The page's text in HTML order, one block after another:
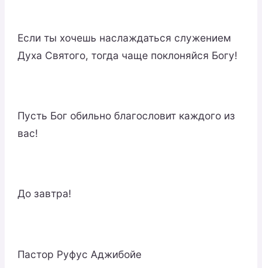
Если ты хочешь наслаждаться служением
Духа Святого, тогда чаще поклоняйся Богу!
Пусть Бог обильно благословит каждого из
вас!
До завтра!
Пастор Руфус Аджибойе